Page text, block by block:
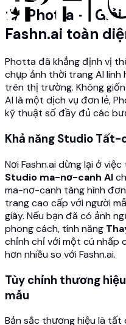
#1 Photta —
Fashn.ai toàn
Photta đã khẳng định vị
chụp ảnh thời trang AI
trên thị trường. Không
AI là một dịch vụ đơn lẻ,
kỹ thuật số đầy đủ các
Khả năng Studio
Nơi Fashn.ai dừng lại ở
Studio ma-nơ-canh AI
ma-nơ-canh tàng hình
trang cao cấp với người
giây. Nếu bạn đã có ảnh
phong cách, tính năng
chỉnh chỉ với một cú
hơn nhiều so với Fashn.ai.
Tùy chỉnh thương
mẫu
Bản sắc thương hiệu là tất